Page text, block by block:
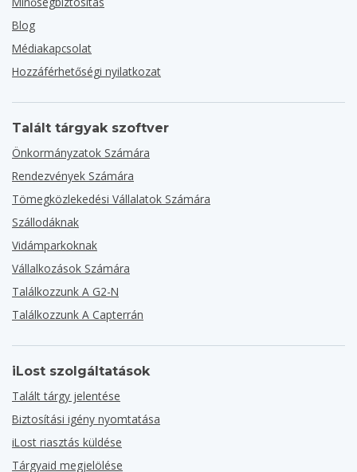
Blog
Médiakapcsolat
Hozzáférhetőségi nyilatkozat
Talált tárgyak szoftver
Önkormányzatok Számára
Rendezvények Számára
Tömegközlekedési Vállalatok Számára
Szállodáknak
Vidámparkoknak
Vállalkozások Számára
Találkozzunk A G2-N
Találkozzunk A Capterrán
iLost szolgáltatások
Talált tárgy jelentése
Biztosítási igény nyomtatása
iLost riasztás küldése
Tárgyaid megjelölése